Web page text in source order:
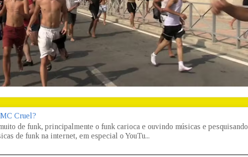
Cruel?
de funk, principalmente o funk carioca e ouvindo músicas e pesquisando
de funk na internet, em especial o YouTu...